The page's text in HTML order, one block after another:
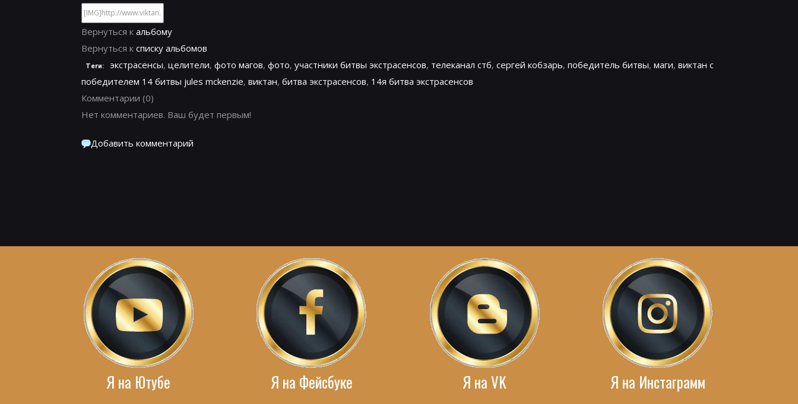
Вернуться к альбому
Вернуться к списку альбомов
Теги: экстрасенсы, целители, фото магов, фото, участники битвы экстрасенсов, телеканал стб, сергей кобзарь, победитель битвы, маги, виктан с
победителем 14 битвы jules mckenzie, виктан, битва экстрасенсов, 14я битва экстрасенсов
Комментарии (0)
Нет комментариев. Ваш будет первым!
Добавить комментарий
Я на Ютубе Я на Фейсбуке Я на VK Я на Инстаграмм